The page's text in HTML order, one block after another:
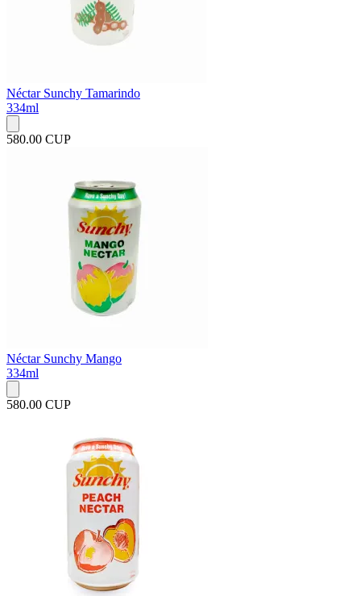
Néctar Sunchy Tamarindo
334ml
580.00 CUP
Néctar Sunchy Mango
334ml
580.00 CUP